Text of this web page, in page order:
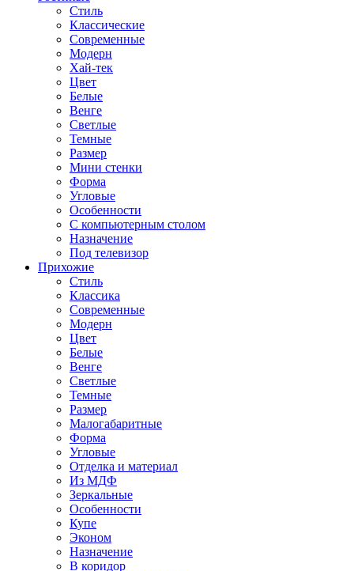
Стиль
Классические
Современные
Модерн
Хай-тек
Цвет
Белые
Венге
Светлые
Темные
Размер
Мини стенки
Форма
Угловые
Особенности
С компьютерным столом
Назначение
Под телевизор
Прихожие
Стиль
Классика
Современные
Модерн
Цвет
Белые
Венге
Светлые
Темные
Размер
Малогабаритные
Форма
Угловые
Отделка и материал
Из МДФ
Зеркальные
Особенности
Купе
Эконом
Назначение
В коридор